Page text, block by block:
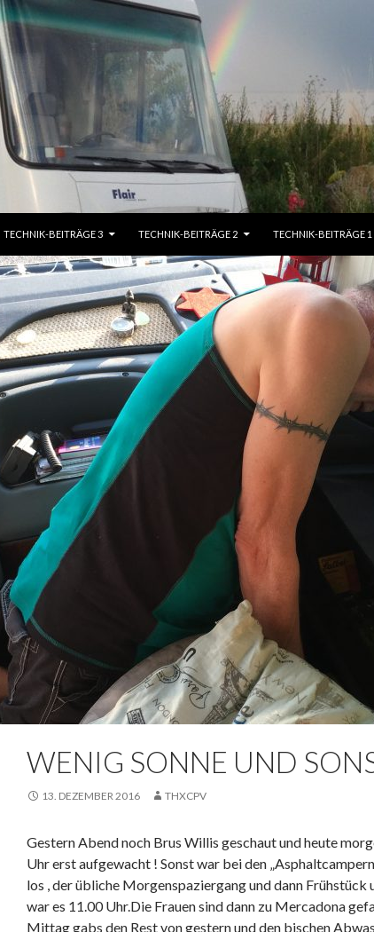
TECHNIK-BEITRÄGE 3 TECHNIK-BEITRÄGE 2 TECHNIK-BEITRÄGE 1
WENIG SONNE UND
13. DEZEMBER 2016 THXCPV
Gestern Abend noch Brus Willis geschaut und heute
Uhr erst aufgewacht ! Sonst war bei den
los , der übliche Morgenspaziergang und dann Frühstück
war es 11.00 Uhr.Die Frauen sind dann zu Mercadona
Mittag gabs den Rest von gestern und den bischen